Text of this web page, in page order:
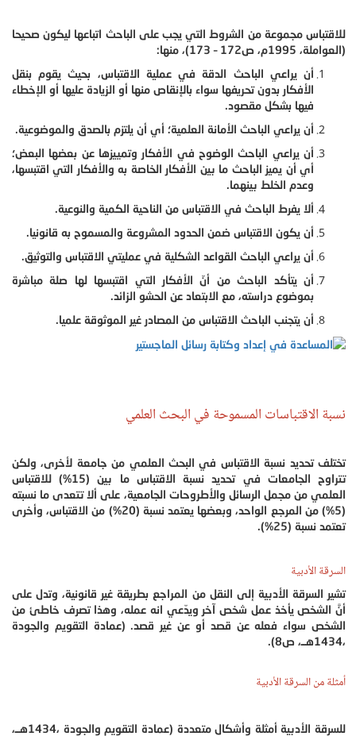
للاقتباس مجموعة من الشروط التي يجب على الباحث اتباعها ليكون صحيحا
(العواملة، 1995م، ص172 – 173)، منها:
أن يراعي الباحث الدقة في عملية الاقتباس، بحيث يقوم بنقل
الأفكار بدون تحريفها سواء بالإنقاص منها أو الزيادة عليها أو الإخطاء
فيها بشكل مقصود.
أن يراعي الباحث الأمانة العلمية؛ أي أن يلتزم بالصدق والموضوعية.
أن يراعي الباحث الوضوح في الأفكار وتمييزها عن بعضها البعض؛
أي أن يميز الباحث ما بين الأفكار الخاصة به والأفكار التي اقتبسها،
وعدم الخلط بينهما.
ألا يفرط الباحث في الاقتباس من الناحية الكمية والنوعية.
أن يكون الاقتباس ضمن الحدود المشروعة والمسموح به قانونيا.
أن يراعي الباحث القواعد الشكلية في عمليتي الاقتباس والتوثيق.
أن يتأكد الباحث من أنّ الأفكار التي اقتبسها لها صلة مباشرة
بموضوع دراسته، مع الابتعاد عن الحشو الزائد.
أن يتجنب الباحث الاقتباس من المصادر غير الموثوقة علميا.
نسبة الاقتباسات المسموحة في البحث العلمي
تختلف تحديد نسبة الاقتباس في البحث العلمي من جامعة لأخرى، ولكن
تتراوح الجامعات في تحديد نسبة الاقتباس ما بين (15%) للاقتباس
العلمي من مجمل الرسائل والأطروحات الجامعية، على ألا تتعدى ما نسبته
(5%) من المرجع الواحد، وبعضها يعتمد نسبة (20%) من الاقتباس، وأخرى
تعتمد نسبة (25%).
السرقة الأدبية
تشير السرقة الأدبية إلى النقل من المراجع بطريقة غير قانونية، وتدل على
أنَّ الشخص يأخذ عمل شخص آخر ويدّعي انه عمله، وهذا تصرف خاطئ من
الشخص سواء فعله عن قصد أو عن غير قصد. (عمادة التقويم والجودة
،1434هــ، ص8).
أمثلة من السرقة الأدبية
للسرقة الأدبية أمثلة وأشكال متعددة (عمادة التقويم والجودة ،1434هــ،